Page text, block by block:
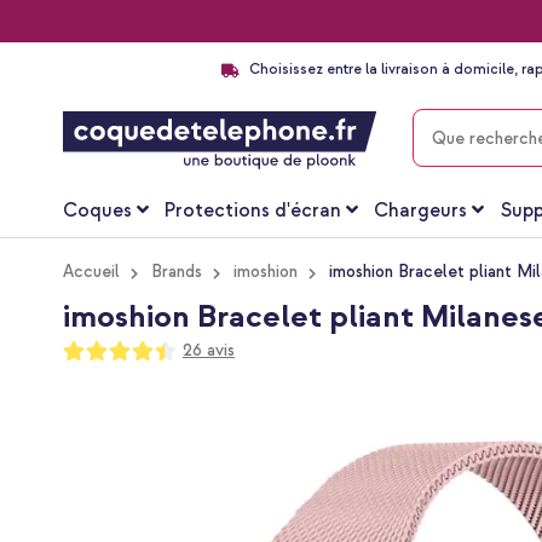
Choisissez entre la livraison à domicile,
CHERCHER
Coques Protections d'écran Chargeurs
Accueil Brands imoshion imoshion Bracelet pliant
imoshion Bracelet pliant
Notation:
88
100
26 avis